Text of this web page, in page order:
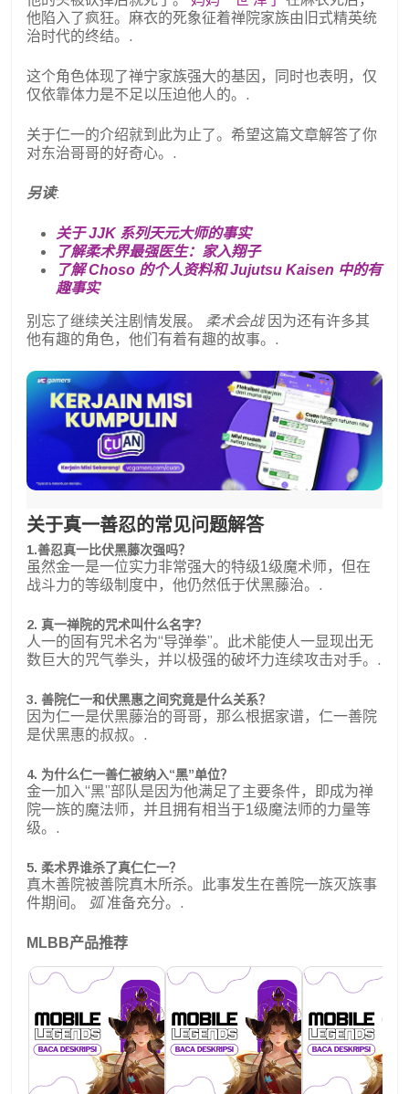
他陷入了疯狂。麻衣的死象征着禅院家族由旧式精英统
治时代的终结。.
这个角色体现了禅宁家族强大的基因，同时也表明，仅
仅依靠体力是不足以压迫他人的。.
关于仁一的介绍就到此为止了。希望这篇文章解答了你
对东治哥哥的好奇心。.
另读:
关于 JJK 系列天元大师的事实
了解柔术界最强医生：家入翔子
了解 Choso 的个人资料和 Jujutsu Kaisen 中的有
趣事实
别忘了继续关注剧情发展。 柔术会战因为还有许多其
他有趣的角色，他们有着有趣的故事。.
关于真一善忍的常见问题解答
1.善忍真一比伏黑藤次强吗？
虽然金一是一位实力非常强大的特级1级魔术师，但在
战斗力的等级制度中，他仍然低于伏黑藤治。.
2. 真一禅院的咒术叫什么名字？
人一的固有咒术名为“导弹拳”。此术能使人一显现出无
数巨大的咒气拳头，并以极强的破坏力连续攻击对手。.
3. 善院仁一和伏黑惠之间究竟是什么关系？
因为仁一是伏黑藤治的哥哥，那么根据家谱，仁一善院
是伏黑惠的叔叔。.
4. 为什么仁一善仁被纳入“黑”单位？
金一加入“黑”部队是因为他满足了主要条件，即成为禅
院一族的魔法师，并且拥有相当于1级魔法师的力量等
级。.
5. 柔术界谁杀了真仁仁一？
真木善院被善院真木所杀。此事发生在善院一族灭族事
件期间。
弧准备充分。.
MLBB产品推荐